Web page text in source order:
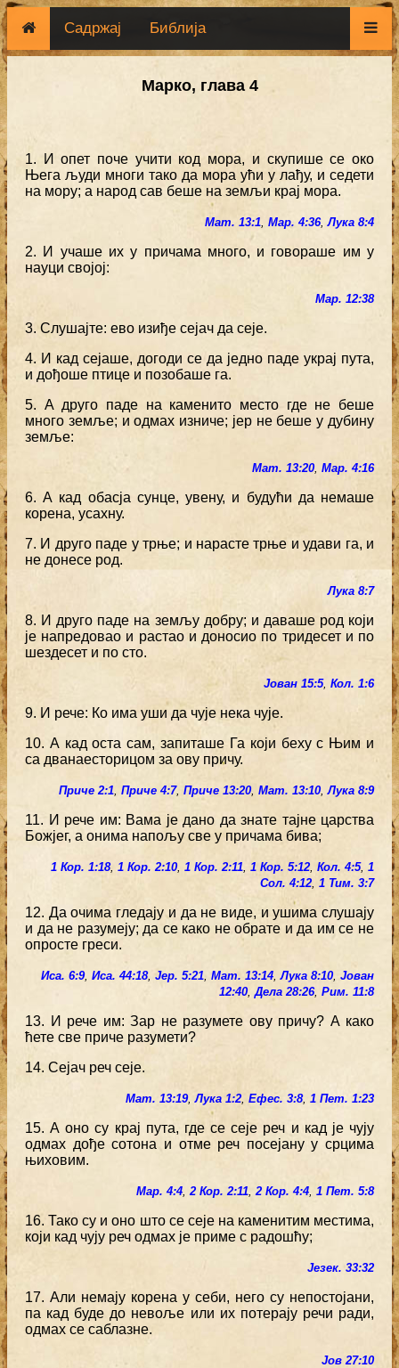
Садржај Библија
Марко, глава 4
1. И опет поче учити код мора, и скупише се око
Њега људи многи тако да мора ући у лађу, и седети
на мору; а народ сав беше на земљи крај мора.
Мат. 13:1, Мар. 4:36,Лука 8:4
2. И учаше их у причама много, и говораше им у
науци својој:
Мар. 12:38
3. Слушајте: ево изиђе сејач да сеје.
4. И кад сејаше, догоди се да једно паде украј пута,
и дођоше птице и позобаше га.
5. А друго паде на каменито место где не беше
много земље; и одмах изниче; јер не беше у дубину
земље:
Мат. 13:20, Мар. 4:16
6. А кад обасја сунце, увену, и будући да немаше
корена, усахну.
7. И друго паде у трње; и нарасте трње и удави га, и
не донесе род.
Лука 8:7
8. И друго паде на земљу добру; и даваше род који
је напредовао и растао и доносио по тридесет и по
шездесет и по сто.
Јован 15:5, Кол. 1:6
9. И рече: Ко има уши да чује нека чује.
10. А кад оста сам, запиташе Га који беху с Њим и
са дванаесторицом за ову причу.
Приче 2:1, Приче 4:7, Приче 13:20, Мат. 13:10,Лука 8:9
11. И рече им: Вама је дано да знате тајне царства
Божјег, а онима напољу све у причама бива;
1 Кор. 1:18, 1 Кор. 2:10, 1 Кор. 2:11, 1 Кор. 5:12, Кол. 4:5, 1
Сол. 4:12, 1 Тим. 3:7
12. Да очима гледају и да не виде, и ушима слушају
и да не разумеју; да се како не обрате и да им се не
опросте греси.
Иса. 6:9, Иса. 44:18, Јер. 5:21, Мат. 13:14,Лука 8:10, Јован
12:40,Дела 28:26, Рим. 11:8
13. И рече им: Зар не разумете ову причу? А како
ћете све приче разумети?
14. Сејач реч сеје.
Мат. 13:19,Лука 1:2, Ефес. 3:8, 1 Пет. 1:23
15. А оно су крај пута, где се сеје реч и кад је чују
одмах дође сотона и отме реч посејану у срцима
њиховим.
Мар. 4:4,2 Кор. 2:11,2 Кор. 4:4, 1 Пет. 5:8
16. Тако су и оно што се сеје на каменитим местима,
који кад чују реч одмах је приме с радошћу;
Језек. 33:32
17. Али немају корена у себи, него су непостојани,
па кад буде до невоље или их потерају речи ради,
одмах се саблазне.
Јов 27:10